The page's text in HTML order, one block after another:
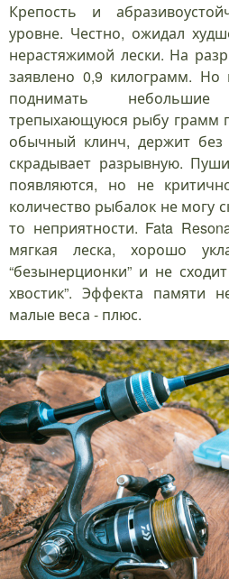
Крепость и
уровне. Честно, ожидал
нерастяжимой лески. На
заявлено 0,9 килограмм.
поднимать
трепыхающуюся рыбу грамм
обычный клинч, держит
скрадывает разрывную.
появляются, но не
количество рыбалок не могу
то неприятности. Fata
мягкая леска, хорошо
“безынерционки” и не
хвостик”. Эффекта памяти
малые веса - плюс.